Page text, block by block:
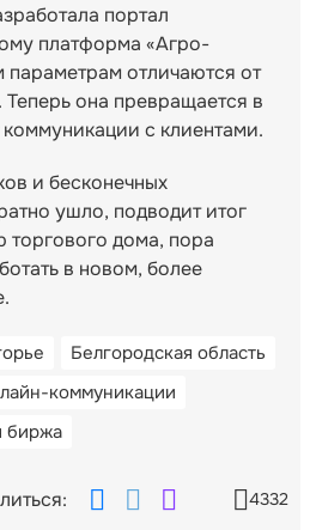
портал
платформа «Агро-
параметрам отличаются от
она превращается в
с клиентами.
и бесконечных
ушло, подводит итог
торгового дома, пора
в новом, более
Белгородская область
коммуникации
биржа
4332